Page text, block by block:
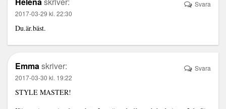
2017-03-29 kl. 22:30
Du.är.bäst.
Svara
Emmaskriver:
2017-03-30 kl. 19:22
STYLE MASTER!
Svara